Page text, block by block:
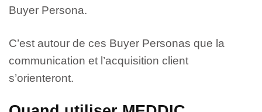
Buyer Persona.
C’est autour de ces Buyer Personas que la
communication et l’acquisition client
s’orienteront.